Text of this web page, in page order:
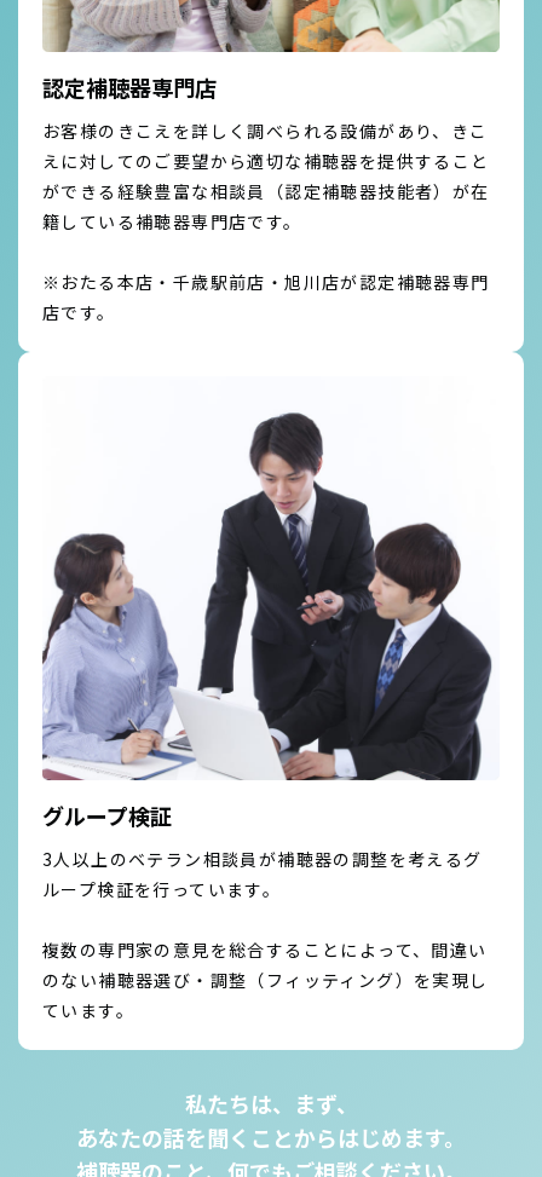
認定補聴器専門店
お客様のきこえを詳しく調べられる設備があり、きこ
えに対してのご要望から適切な補聴器を提供すること
ができる経験豊富な相談員（認定補聴器技能者）が在
籍している補聴器専門店です。
※おたる本店・千歳駅前店・旭川店が認定補聴器専門
店です。
グループ検証
3人以上のベテラン相談員が補聴器の調整を考えるグ
ループ検証を行っています。
複数の専門家の意見を総合することによって、間違い
のない補聴器選び・調整（フィッティング）を実現し
ています。
私たちは、まず、
あなたの話を聞くことからはじめます。